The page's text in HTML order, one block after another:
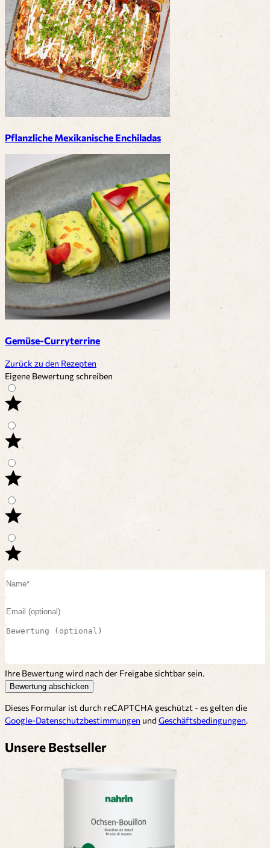
Pflanzliche Mexikanische Enchiladas
Gemüse-Curryterrine
Zurück zu den Rezepten
Eigene Bewertung schreiben
Ihre Bewertung wird nach der Freigabe sichtbar sein.
Bewertung abschicken
Dieses Formular ist durch reCAPTCHA geschützt - es gelten die
Google-Datenschutzbestimmungen und Geschäftsbedingungen.
Unsere Bestseller